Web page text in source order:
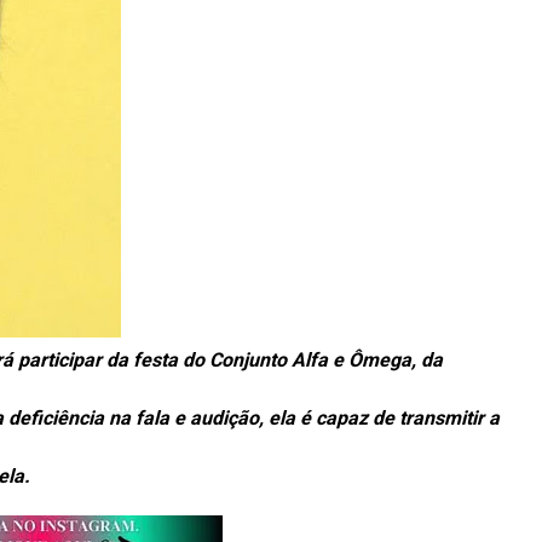
participar da festa do Conjunto Alfa e Ômega, da
na fala e audição, ela é capaz de transmitir a